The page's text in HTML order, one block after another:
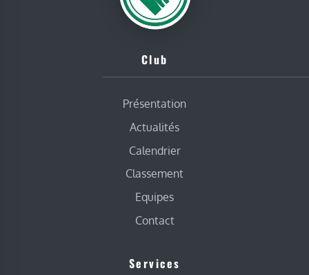
Club
Présentation
Actualités
Calendrier
Classement
Equipes
Contact
Services